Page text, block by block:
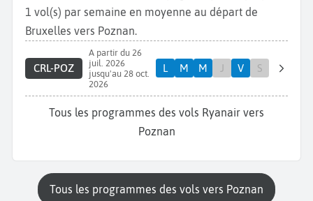
1 vol(s) par semaine en moyenne au départ de
Bruxelles vers Poznan.
CRL-POZ
A partir du 26
juil. 2026
jusqu'au 28 oct.
2026
L M M J V S
Tous les programmes des vols Ryanair vers
Poznan
Tous les programmes des vols vers Poznan